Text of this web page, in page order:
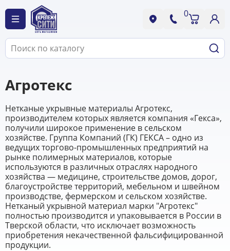
0
Агротекс
Нетканые укрывные материалы Агротекс,
производителем которых является компания «Гекса»,
получили широкое применение в сельском
хозяйстве. Группа Компаний (ГК) ГЕКСА – одно из
ведущих торгово-промышленных предприятий на
рынке полимерных материалов, которые
используются в различных отраслях народного
хозяйства — медицине, строительстве домов, дорог,
благоустройстве территорий, мебельном и швейном
производстве, фермерском и сельском хозяйстве.
Нетканый укрывной материал марки "Агротекс"
полностью производится и упаковывается в России в
Тверской области, что исключает возможность
приобретения некачественной фальсифицированной
продукции.